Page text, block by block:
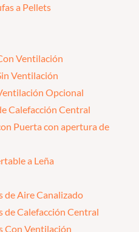
a Pellets
Ventilación
Ventilación
Opcional
Calefacción Central
Puerta con apertura de
a Leña
de Aire Canalizado
de Calefacción Central
Con Ventilación